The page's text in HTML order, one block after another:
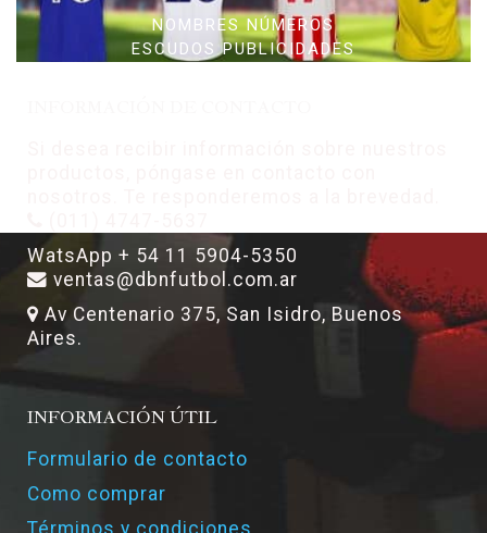
NOMBRES NÚMEROS
ESCUDOS PUBLICIDADES
WatsApp + 54 11 5904-5350
ventas@dbnfutbol.com.ar
Av Centenario 375, San Isidro, Buenos
Aires.
INFORMACIÓN ÚTIL
Formulario de contacto
Como comprar
Términos y condiciones